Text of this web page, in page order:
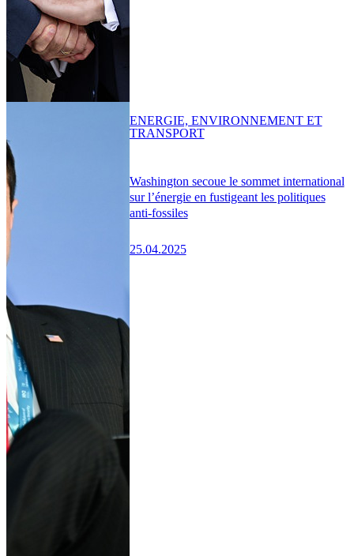
Washington secoue le sommet international
sur l’énergie en fustigeant les politiques
anti-fossiles
25.04.2025
ENERGIE, ENVIRONNEMENT ET
TRANSPORT